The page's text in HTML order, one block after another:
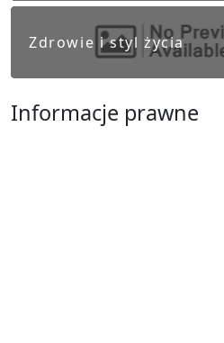
Zdrowie i styl życia
Informacje prawne